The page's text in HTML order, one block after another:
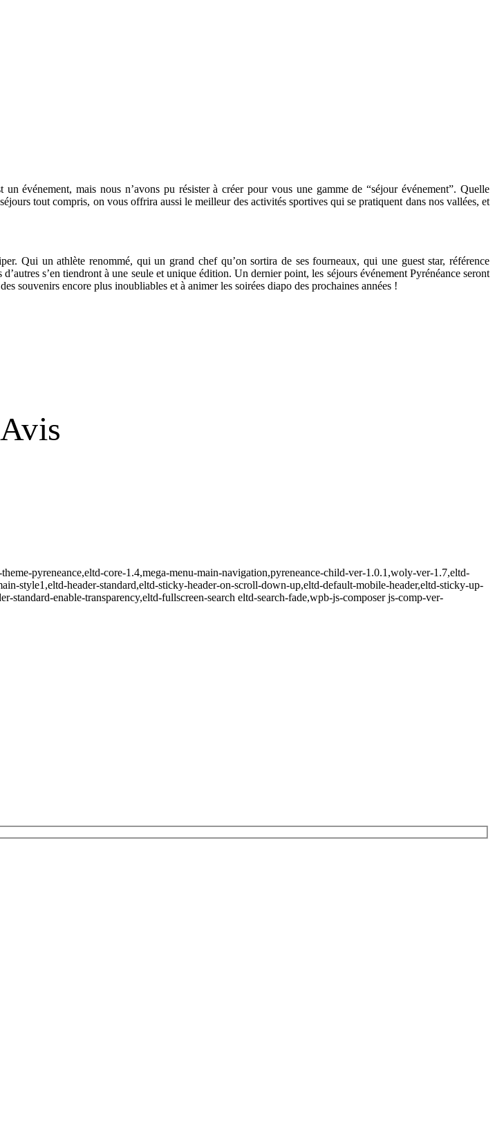
événement, mais nous n’avons pu résister à créer pour vous une gamme de “séjour événement”. Quelle
tout compris, on vous offrira aussi le meilleur des activités sportives qui se pratiquent dans nos vallées, et
Qui un athlète renommé, qui un grand chef qu’on sortira de ses fourneaux, qui une guest star, référence
s’en tiendront à une seule et unique édition. Un dernier point, les séjours événement Pyrénéance seront
souvenirs encore plus inoubliables et à animer les soirées diapo des prochaines années !
Avis
pyreneance,eltd-core-1.4,mega-menu-main-navigation,pyreneance-child-ver-1.0.1,woly-ver-1.7,eltd-
style1,eltd-header-standard,eltd-sticky-header-on-scroll-down-up,eltd-default-mobile-header,eltd-sticky-up-
enable-transparency,eltd-fullscreen-search eltd-search-fade,wpb-js-composer js-comp-ver-